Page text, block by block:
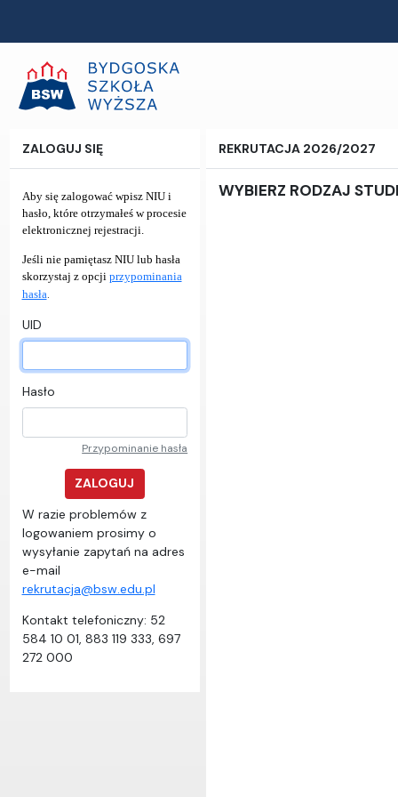
ZALOGUJ SIĘ
Aby się zalogować wpisz NIU i
hasło, które otrzymałeś w procesie
elektronicznej rejestracji.
Jeśli nie pamiętasz NIU lub hasła
skorzystaj z opcji przypominania
hasła
UID
Hasło
Przypominanie hasła
ZALOGUJ
W razie problemów z
logowaniem prosimy o
wysyłanie zapytań na adres
e-mail
rekrutacja@bsw.edu.pl
Kontakt telefoniczny: 52
584 10 01, 883 119 333, 697
272 000
REKRUTACJA 2026/2027
WYBIERZ RODZAJ